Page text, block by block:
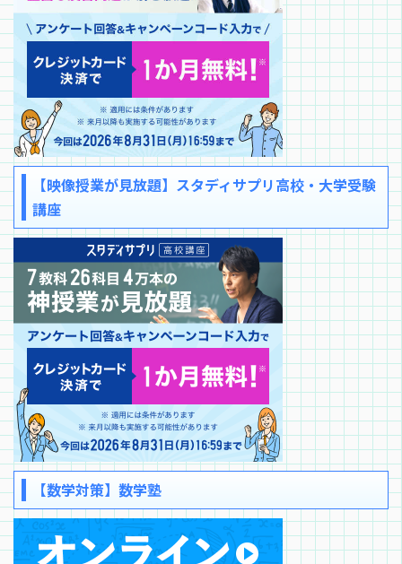
【映像授業が見放題】スタディサプリ高校・大学受験
講座
【数学対策】数学塾